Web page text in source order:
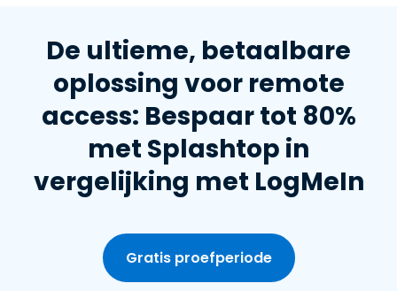
De ultieme, betaalbare
oplossing voor remote
access: Bespaar tot 80%
met Splashtop in
vergelijking met LogMeIn
Gratis proefperiode